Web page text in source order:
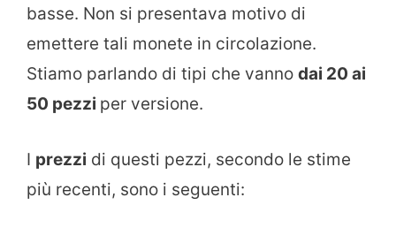
basse. Non si presentava motivo di
emettere tali monete in circolazione.
Stiamo parlando di tipi che vanno dai 20 ai
50 pezzi per versione.
I prezzi di questi pezzi, secondo le stime
più recenti, sono i seguenti: